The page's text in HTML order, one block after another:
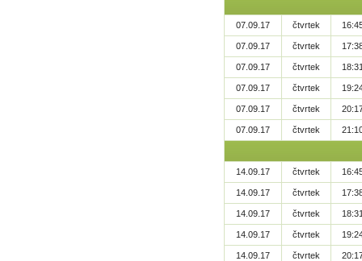
07.09.17 čtvrtek
07.09.17 čtvrtek
07.09.17 čtvrtek
07.09.17 čtvrtek
07.09.17 čtvrtek
07.09.17 čtvrtek
14.09.17 čtvrtek
14.09.17 čtvrtek
14.09.17 čtvrtek
14.09.17 čtvrtek
14.09.17 čtvrtek